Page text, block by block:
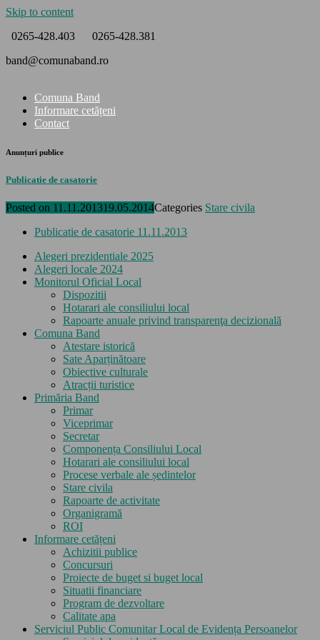
Skip to content
0265-428.403
0265-428.381
band@comunaband.ro
Comuna Band
Informare cetățeni
Contact
Anunțuri publice
Publicatie de casatorie
Posted on 11.11.201319.05.2014Categories Stare civila
Publicatie de casatorie 11.11.2013
Alegeri prezidentiale 2025
Alegeri locale 2024
Monitorul Oficial Local
Dispozitii
Hotarari ale consiliului local
Rapoarte anuale privind transparenţa decizională
Comuna Band
Atestare istorică
Sate Aparținătoare
Obiective culturale
Atracții turistice
Primăria Band
Primar
Viceprimar
Secretar
Componența Consiliului Local
Hotarari ale consiliului local
Procese verbale ale ședintelor
Stare civila
Rapoarte de activitate
Organigramă
ROI
Informare cetățeni
Achizitii publice
Concursuri
Proiecte de buget si buget local
Situatii financiare
Program de dezvoltare
Calitate apa
Serviciul Public Comunitar Local de Evidența Persoanelor